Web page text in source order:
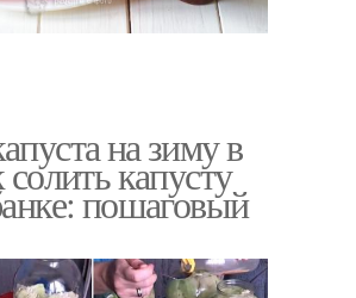
на зиму в
капусту
пошаговый